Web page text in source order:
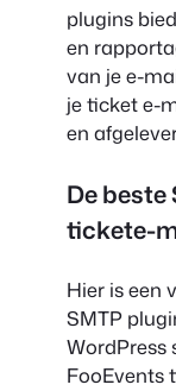
plugins
en
van je e-
je ticket e-
en
De
tickete-
Hier is een
SMTP
WordPress
FooEvents